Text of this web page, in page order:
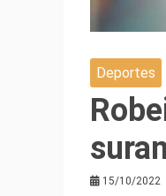
Deportes
15/10/2022